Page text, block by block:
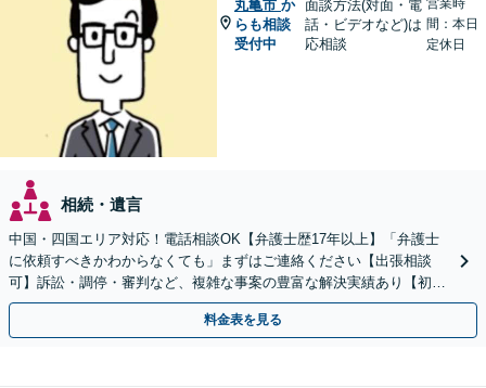
丸亀市 か
らも相談
受付中
面談方法(対面・電
話・ビデオなど)は
応相談
営業時
間：本日
定休日
相続・遺言
中国・四国エリア対応！電話相談OK【弁護士歴17年以上】「弁護士
に依頼すべきかわからなくても」まずはご連絡ください【出張相談
可】訴訟・調停・審判など、複雑な事案の豊富な解決実績あり【初回
相談無料】初回面談のみで解決できるケースもあります
料金表を見る